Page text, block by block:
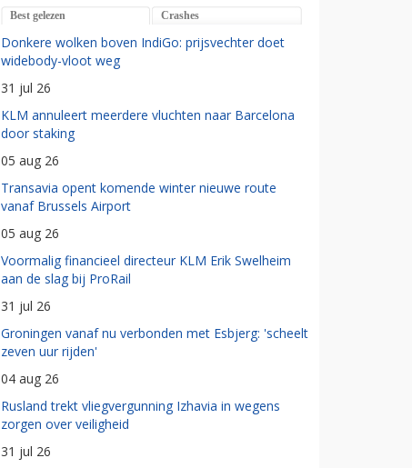
Best gelezen Crashes
Donkere wolken boven IndiGo: prijsvechter doet
widebody-vloot weg
31 jul 26
KLM annuleert meerdere vluchten naar Barcelona
door staking
05 aug 26
Transavia opent komende winter nieuwe route
vanaf Brussels Airport
05 aug 26
Voormalig financieel directeur KLM Erik Swelheim
aan de slag bij ProRail
31 jul 26
Groningen vanaf nu verbonden met Esbjerg: 'scheelt
zeven uur rijden'
04 aug 26
Rusland trekt vliegvergunning Izhavia in wegens
zorgen over veiligheid
31 jul 26